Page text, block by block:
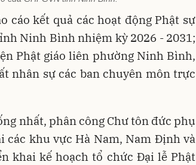
cáo kết quả các hoạt động Phật sự
Ninh Bình nhiệm kỳ 2026 - 2031;
Phật giáo liên phường Ninh Bình,
nhân sự các ban chuyên môn trực
nhất, phân công Chư tôn đức phụ
các khu vực Hà Nam, Nam Định và
khai kế hoạch tổ chức Đại lễ Phật